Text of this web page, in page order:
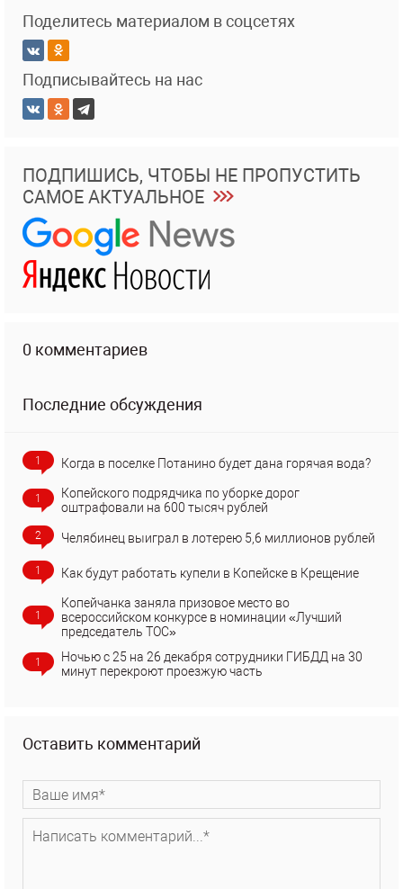
Поделитесь материалом в соцсетях
Подписывайтесь на нас
ПОДПИШИСЬ, ЧТОБЫ НЕ ПРОПУСТИТЬ
САМОЕ АКТУАЛЬНОЕ
0 комментариев
Последние обсуждения
1 Когда в поселке Потанино будет дана горячая вода?
1
Копейского подрядчика по уборке дорог
оштрафовали на 600 тысяч рублей
2 Челябинец выиграл в лотерею 5,6 миллионов рублей
1 Как будут работать купели в Копейске в Крещение
1
Копейчанка заняла призовое место во
всероссийском конкурсе в номинации «Лучший
председатель ТОС»
1
Ночью с 25 на 26 декабря сотрудники ГИБДД на 30
минут перекроют проезжую часть
Оставить комментарий